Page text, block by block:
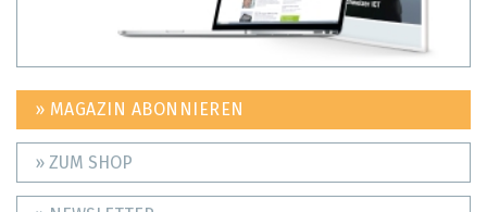
» MAGAZIN ABONNIEREN
» ZUM SHOP